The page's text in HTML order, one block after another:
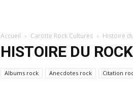
Accueil Carotte Rock Cultures Histoire
HISTOIRE DU ROCK
Albums rock Anecdotes rock Citation